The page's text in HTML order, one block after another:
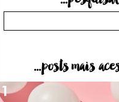
...posts mais
1